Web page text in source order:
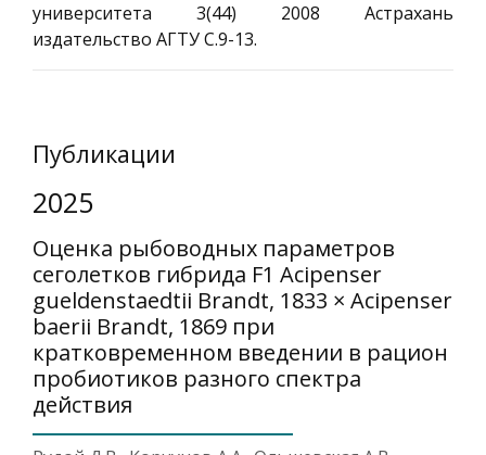
университета 3(44) 2008 Астрахань
издательство АГТУ С.9-13.
Публикации
2025
Оценка рыбоводных параметров
сеголетков гибрида F1 Acipenser
gueldenstaedtii Brandt, 1833 × Acipenser
baerii Brandt, 1869 при
кратковременном введении в рацион
пробиотиков разного спектра
действия